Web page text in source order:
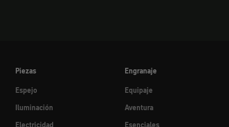
Piezas
Espejo
Iluminación
Electricidad
Engranaje
Equipaje
Aventura
Esenciales